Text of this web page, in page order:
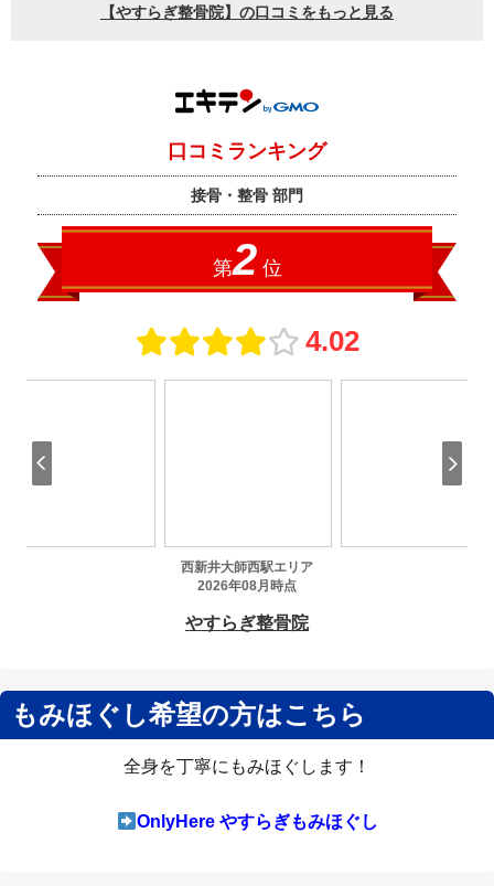
もみほぐし希望の方はこちら
全身を丁寧にもみほぐします！
OnlyHere やすらぎもみほぐし